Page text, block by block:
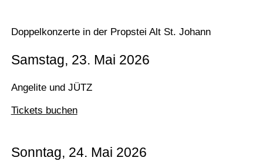
Doppelkonzerte in der Propstei Alt St. Johann
Samstag, 23. Mai 2026
Angelite und JÜTZ
Tickets buchen
Sonntag, 24. Mai 2026